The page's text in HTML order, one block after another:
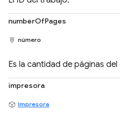
numberOfPages
número
Es la cantidad de páginas
impresora
Impresora